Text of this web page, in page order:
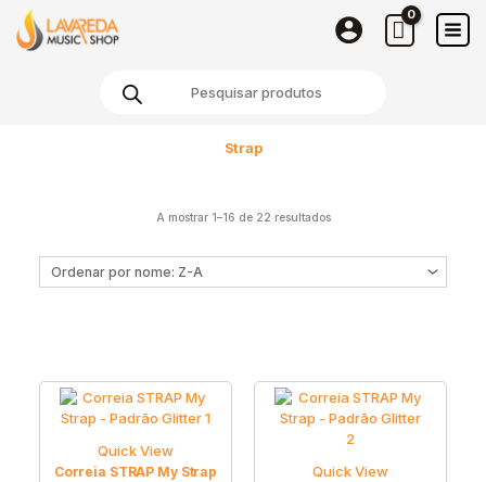
content
Strap
A mostrar 1–16 de 22 resultados
Quick View
Correia STRAP My Strap
Quick View